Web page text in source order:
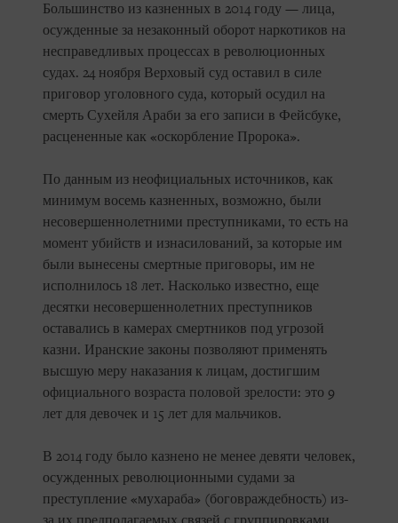
Большинство из казненных в 2014 году — лица,
осужденные за незаконный оборот наркотиков на
несправедливых процессах в революционных
судах. 24 ноября Верховый суд оставил в силе
приговор уголовного суда, который осудил на
смерть Сухейля Араби за его записи в Фейсбуке,
расцененные как «оскорбление Пророка».
По данным из неофициальных источников, как
минимум восемь казненных, возможно, были
несовершеннолетними преступниками, то есть на
момент убийств и изнасилований, за которые им
были вынесены смертные приговоры, им не
исполнилось 18 лет. Насколько известно, еще
десятки несовершеннолетних преступников
оставались в камерах смертников под угрозой
казни. Иранские законы позволяют применять
высшую меру наказания к лицам, достигшим
официального возраста половой зрелости: это 9
лет для девочек и 15 лет для мальчиков.
В 2014 году было казнено не менее девяти человек,
осужденных революционными судами за
преступление «мухараба» (боговраждебность) из-